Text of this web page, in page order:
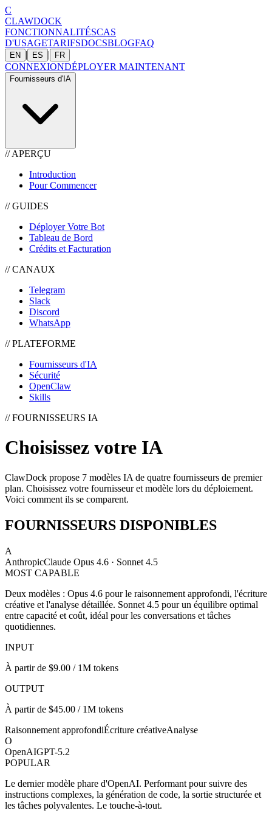
C
CLAWDOCK
FONCTIONNALITÉSCAS
D'USAGETARIFSDOCSBLOGFAQ
EN | ES | FR
CONNEXIONDÉPLOYER MAINTENANT
Fournisseurs d'IA
//APERÇU
Introduction
Pour Commencer
//GUIDES
Déployer Votre Bot
Tableau de Bord
Crédits et Facturation
//CANAUX
Telegram
Slack
Discord
WhatsApp
//PLATEFORME
Fournisseurs d'IA
Sécurité
OpenClaw
Skills
//FOURNISSEURS IA
Choisissez votre IA
ClawDock propose 7 modèles IA de quatre fournisseurs de premier
plan. Choisissez votre fournisseur et modèle lors du déploiement.
Voici comment ils se comparent.
FOURNISSEURS DISPONIBLES
A
AnthropicClaude Opus 4.6 · Sonnet 4.5
MOST CAPABLE
Deux modèles : Opus 4.6 pour le raisonnement approfondi, l'écriture
créative et l'analyse détaillée. Sonnet 4.5 pour un équilibre optimal
entre capacité et coût, idéal pour les conversations et tâches
quotidiennes.
INPUT
À partir de $9.00 / 1M tokens
OUTPUT
À partir de $45.00 / 1M tokens
Raisonnement approfondiÉcriture créativeAnalyse
O
OpenAIGPT-5.2
POPULAR
Le dernier modèle phare d'OpenAI. Performant pour suivre des
instructions complexes, la génération de code, la sortie structurée et
les tâches polyvalentes. Le touche-à-tout.